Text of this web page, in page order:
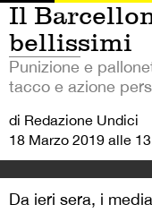
Il
bellissimi
Punizione e
tacco e azione
di Redazione Undici
18 Marzo 2019 alle
Da ieri sera, i